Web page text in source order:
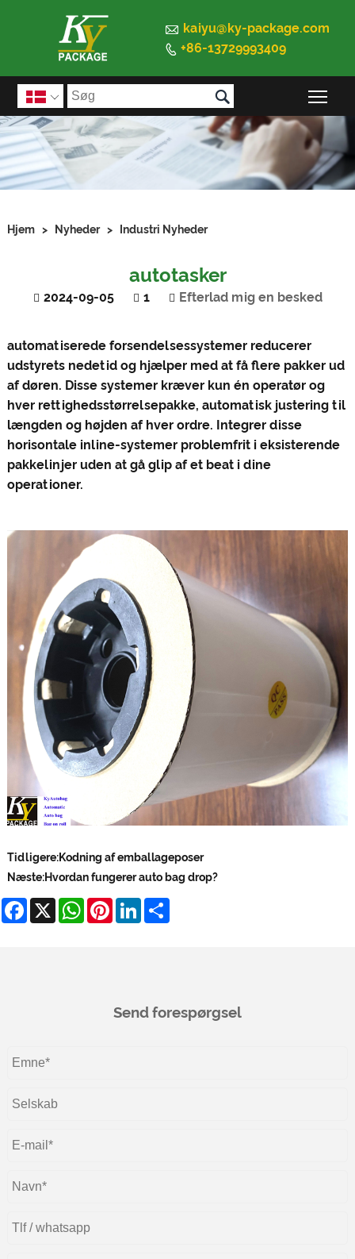
 kaiyu@ky-package.com
 +86-13729993409
 
Hjem > Nyheder > Industri Nyheder
autotasker
2024-09-05 1 Efterlad mig en besked
automatiserede forsendelsessystemer reducerer
udstyrets nedetid og hjælper med at få flere pakker ud
af døren. Disse systemer kræver kun én operatør og
hver rettighedsstørrelsepakke, automatisk justering til
længden og højden af ​​hver ordre. Integrer disse
horisontale inline-systemer problemfrit i eksisterende
pakkelinjer uden at gå glip af et beat i dine
operationer.
Tidligere:Kodning af emballageposer
Næste:Hvordan fungerer auto bag drop?
Facebook
X WhatsApp
Pinterest
LinkedIn
Send forespørgsel